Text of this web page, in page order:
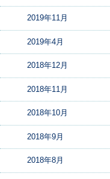
2019年11月
2019年4月
2018年12月
2018年11月
2018年10月
2018年9月
2018年8月